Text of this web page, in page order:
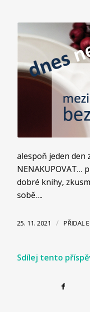
alespoň jeden den
NENAKUPOVAT…
dobré knihy,
sobě….
25. 11. 2021 / PŘIDAL
Sdílej tento